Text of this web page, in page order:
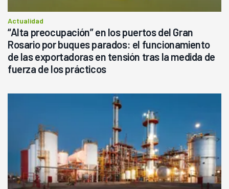
Actualidad
“Alta preocupación” en los puertos del Gran
Rosario por buques parados: el funcionamiento
de las exportadoras en tensión tras la medida de
fuerza de los prácticos